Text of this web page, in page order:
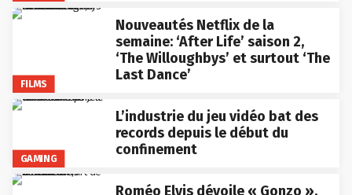
FILMS
Nouveautés Netflix de la
semaine: ‘After Life’ saison 2,
‘The Willoughbys’ et surtout ‘The
Last Dance’
GAMING
L’industrie du jeu vidéo bat des
records depuis le début du
confinement
Roméo Elvis dévoile « Gonzo »,